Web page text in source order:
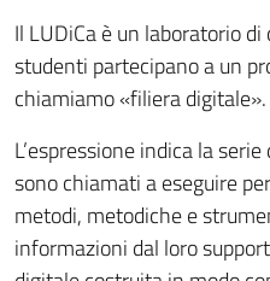
Il LUDiCa è un laboratorio
studenti partecipano a un
chiamiamo «filiera digitale».
L’espressione indica la
sono chiamati a eseguire
metodi, metodiche e
informazioni dal loro